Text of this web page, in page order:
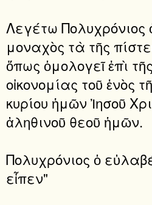
Λεγέτω Πολυχρόνιος
μοναχὸς τὰ τῆς
ὅπως ὁμολογεῖ ἐπὶ
οἰκονομίας τοῦ ἑνὸς
κυρίου ἡμῶν Ἰησοῦ
ἀληθινοῦ θεοῦ ἡμῶν.
Πολυχρόνιος ὁ
εἶπεν"